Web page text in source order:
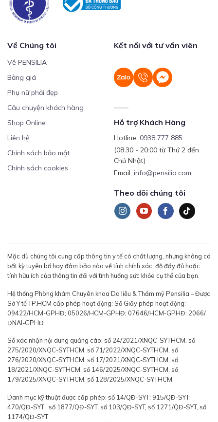
Về Chúng tôi
Về PENSILIA
Bảng giá
Phụ nữ phải đẹp
Câu chuyện khách hàng
Shop Online
Liên hệ
Chính sách bảo mật
Chính sách cookies
Kết nối với tư vấn viên
Hỗ trợ Khách Hàng
Hotline: 0938 777 885
(08:30 - 20:00 từ Thứ 2 đến
Chủ Nhật)
Email: info@pensilia.com
Theo dõi chúng tôi
Mặc dù chúng tôi cung cấp thông tin y tế có chất lượng, nhưng không có
bất kỳ tuyên bố hay đảm bảo nào về tính chính xác, độ đầy đủ hoặc
tính hữu ích của thông tin đối với tình huống sức khỏe cụ thể của bạn.
Hệ thống Phòng khám Chuyên khoa Da liễu & Thẩm mỹ Pensilia – Được
Sở Y tế TP.HCM cấp phép hoạt động: Số Giấy phép hoạt động:
09422/HCM-GPHĐ; 05026/HCM-GPHĐ; 07646/HCM-GPHĐ; 2066/
ĐNAI-GPHĐ
Số xác nhận nội dung quảng cáo: số 24/2021/XNQC-SYTHCM, số
275/2020/XNQC-SYTHCM, số 71/2022/XNQC-SYTHCM, số
276/2020/XNQC-SYTHCM, số 17/2021/XNQC-SYTHCM, số
18/2021/XNQC-SYTHCM, số 146/2025/XNQC-SYTHCM, số
179/2025/XNQC-SYTHCM, số 128/2025/XNQC-SYTHCM
Danh mục kỹ thuật được cấp phép: số 14/QĐ-SYT; 915/QĐ-SYT;
470/QĐ-SYT; số 1877/QĐ-SYT, số 103/QĐ-SYT, số 1271/QĐ-SYT, số
1174/QĐ-SYT